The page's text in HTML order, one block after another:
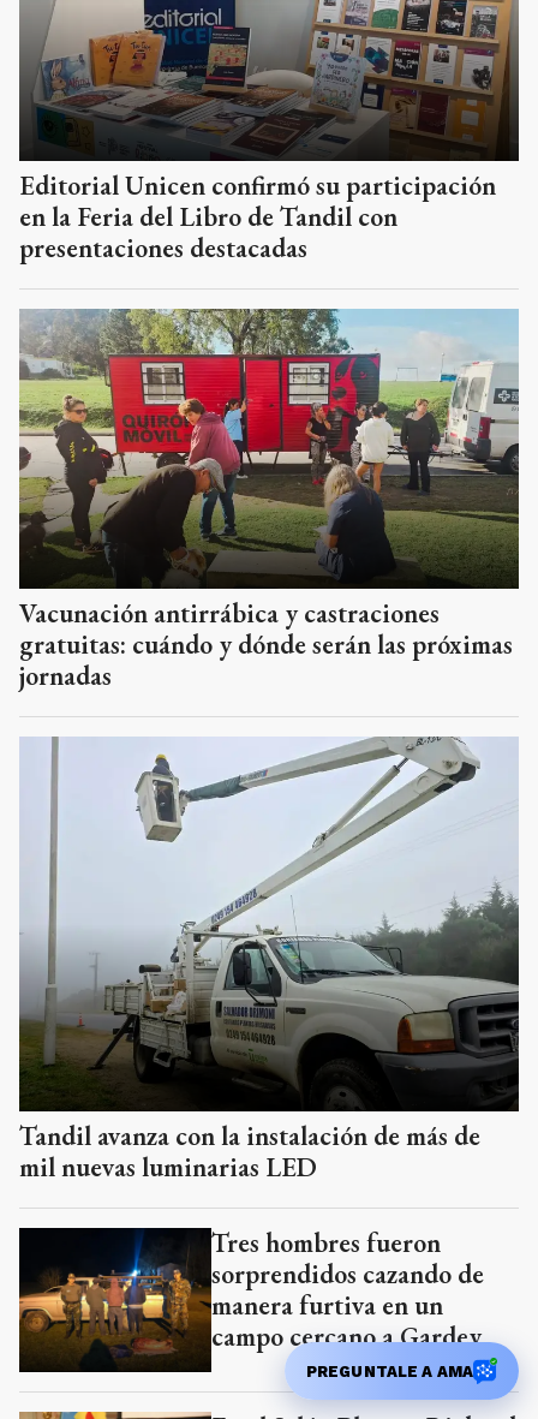
Editorial Unicen confirmó su participación
en la Feria del Libro de Tandil con
presentaciones destacadas
Vacunación antirrábica y castraciones
gratuitas: cuándo y dónde serán las próximas
jornadas
Tandil avanza con la instalación de más de
mil nuevas luminarias LED
Tres hombres fueron
sorprendidos cazando de
manera furtiva en un
campo cercano a Gardey
PREGUNTALE A AMA